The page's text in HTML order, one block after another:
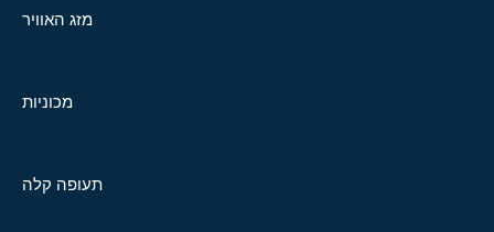
מזג האוויר
מכוניות
תעופה קלה